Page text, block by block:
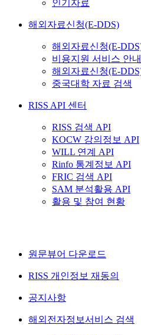
인기자료
해외자료신청(E-DDS)
해외자료신청(E-
비용지원 서비스 안내
해외자료신청(E-
중국대학 자료 검색
RISS API 센터
RISS 검색 API
KOCW 강의정보 API
WILL 연계 API
Rinfo 통계정보 API
FRIC 검색 API
SAM 분석활용 API
활용 및 참여 현황
원문뷰어 다운로드
RISS 개인정보 재동의
공지사항
해외전자정보서비스 검색